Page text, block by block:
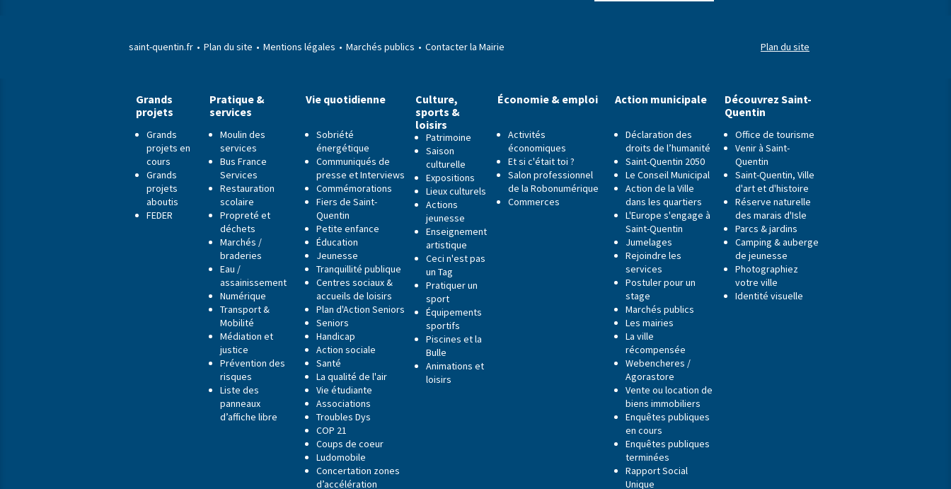
saint-quentin.fr Plan du site Mentions légales Marchés publics Contacter la Mairie Plan du site
Grands
projets
Grands
projets en
cours
Grands
projets
aboutis
FEDER
Pratique &
services
Moulin des
services
Bus France
Services
Restauration
scolaire
Propreté et
déchets
Marchés /
braderies
Eau /
assainissement
Numérique
Transport &
Mobilité
Médiation et
justice
Prévention des
risques
Liste des
panneaux
d’affiche libre
Vie quotidienne
Sobriété
énergétique
Communiqués de
presse et Interviews
Commémorations
Fiers de Saint-
Quentin
Petite enfance
Éducation
Jeunesse
Tranquillité publique
Centres sociaux &
accueils de loisirs
Plan d'Action Seniors
Seniors
Handicap
Action sociale
Santé
La qualité de l'air
Vie étudiante
Associations
Troubles Dys
COP 21
Coups de coeur
Ludomobile
Concertation zones
d’accélération
Culture,
sports &
loisirs
Patrimoine
Saison
culturelle
Expositions
Lieux culturels
Actions
jeunesse
Enseignement
artistique
Ceci n'est pas
un Tag
Pratiquer un
sport
Équipements
sportifs
Piscines et la
Bulle
Animations et
loisirs
Économie & emploi
Activités
économiques
Et si c'était toi ?
Salon professionnel
de la Robonumérique
Commerces
Action municipale
Déclaration des
droits de l’humanité
Saint-Quentin 2050
Le Conseil Municipal
Action de la Ville
dans les quartiers
L'Europe s'engage à
Saint-Quentin
Jumelages
Rejoindre les
services
Postuler pour un
stage
Marchés publics
Les mairies
La ville
récompensée
Webencheres /
Agorastore
Vente ou location de
biens immobiliers
Enquêtes publiques
en cours
Enquêtes publiques
terminées
Rapport Social
Unique
Découvrez Saint-
Quentin
Office de tourisme
Venir à Saint-
Quentin
Saint-Quentin, Ville
d'art et d'histoire
Réserve naturelle
des marais d'Isle
Parcs & jardins
Camping & auberge
de jeunesse
Photographiez
votre ville
Identité visuelle